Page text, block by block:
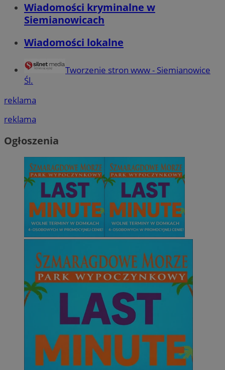
Wiadomości kryminalne w
Siemianowicach
Wiadomości lokalne
Tworzenie stron www - Siemianowice
Śl.
reklama
reklama
Ogłoszenia